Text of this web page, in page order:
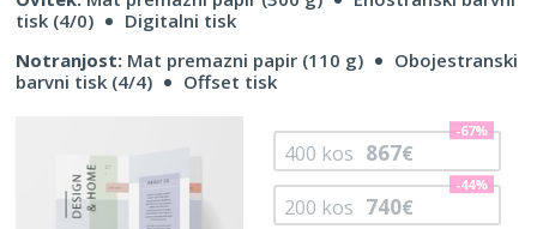
tisk (4/0)
Digitalni tisk
Notranjost: Mat premazni papir (110 g)
Obojestranski
barvni tisk (4/4)
Offset tisk
200 kos 740€
-44%
400 kos 867€
-67%